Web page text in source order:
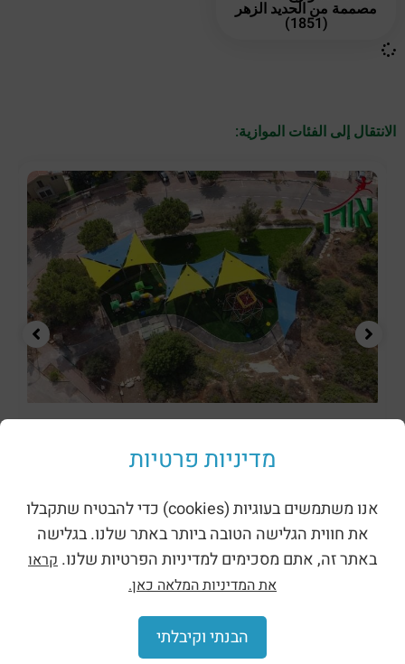
مصممة من الحديد الزهر
(1851)
الانتقال إلى الفئات الموازية:
מדיניות פרטיות
אנו משתמשים בעוגיות (cookies) כדי להבטיח שתקבלו
את חווית הגלישה הטובה ביותר באתר שלנו. בגלישה
באתר זה, אתם מסכימים למדיניות הפרטיות שלנו. קראו
את המדיניות המלאה כאן.
הבנתי וקיבלתי